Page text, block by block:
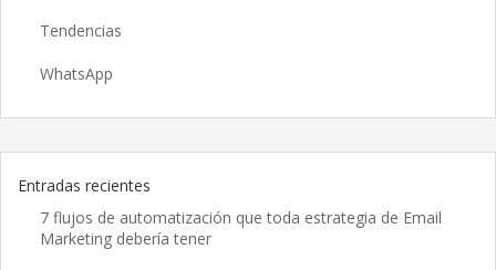
Tendencias
WhatsApp
Entradas recientes
7 flujos de automatización que toda estrategia de Email
Marketing debería tener